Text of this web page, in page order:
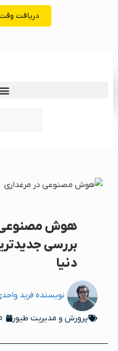
دریافت
هوش مصنوعی
بررسی
دنیا
نویسنده فرید
پرورش و مدیریت طیور